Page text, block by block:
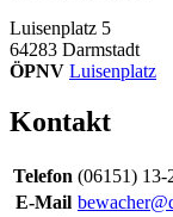
Luisenplatz 5
64283 Darmstadt
ÖPNV Luisenplatz
Kontakt
Telefon (06151) 13-
E-Mail